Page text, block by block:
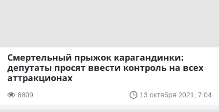
Смертельный прыжок карагандинки:
депутаты просят ввести контроль на всех
аттракционах
8809 13 октября 2021, 7:04